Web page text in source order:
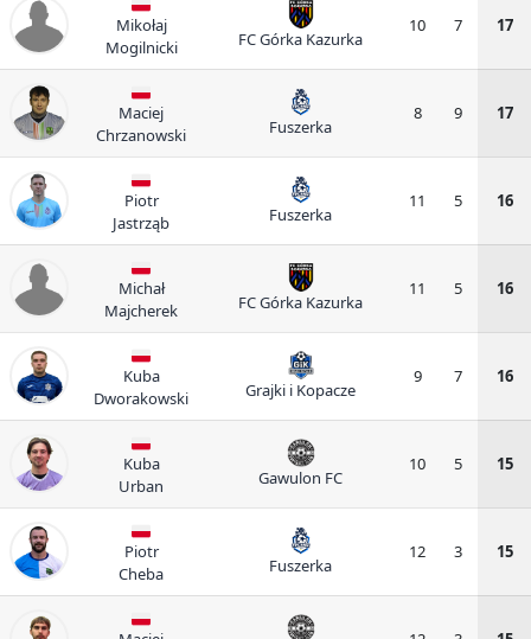
Mikołaj
Mogilnicki
FC Górka Kazurka
10 7 17
Maciej
Chrzanowski
Fuszerka
8 9 17
Piotr
Jastrząb
Fuszerka
11 5 16
Michał
Majcherek
FC Górka Kazurka
11 5 16
Kuba
Dworakowski
Grajki i Kopacze
9 7 16
Kuba
Urban
Gawulon FC
10 5 15
Piotr
Cheba
Fuszerka
12 3 15